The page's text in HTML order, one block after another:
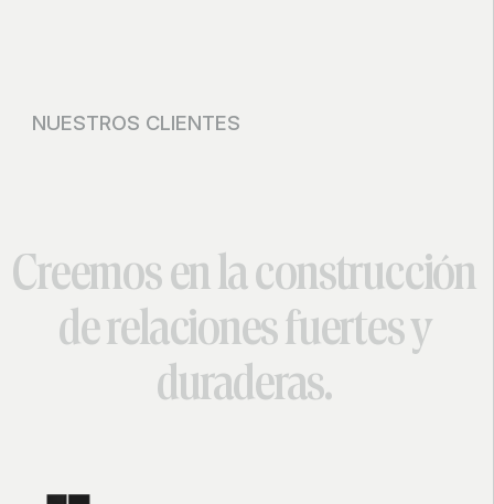
NUESTROS CLIENTES
Creemos enlaconstrucción
derelacionesfuertesy
duraderas.